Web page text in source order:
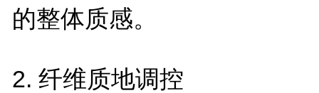
的整体质感。
2. 纤维质地调控